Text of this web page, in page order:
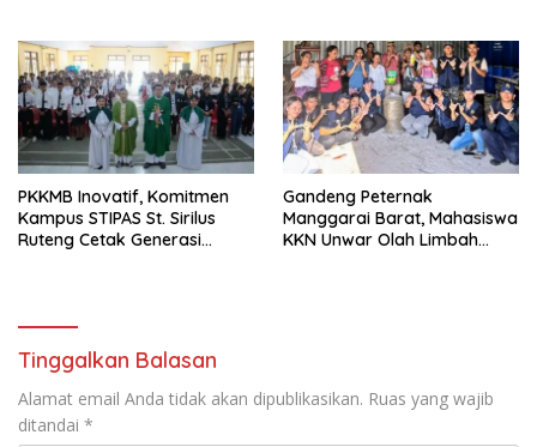
PKKMB Inovatif, Komitmen
Kampus STIPAS St. Sirilus
Ruteng Cetak Generasi
Gandeng Peternak
Manggarai Barat, Mahasiswa
KKN Unwar Olah Limbah
Tinggalkan Balasan
Alamat email Anda tidak akan dipublikasikan. Ruas yang wajib
ditandai *